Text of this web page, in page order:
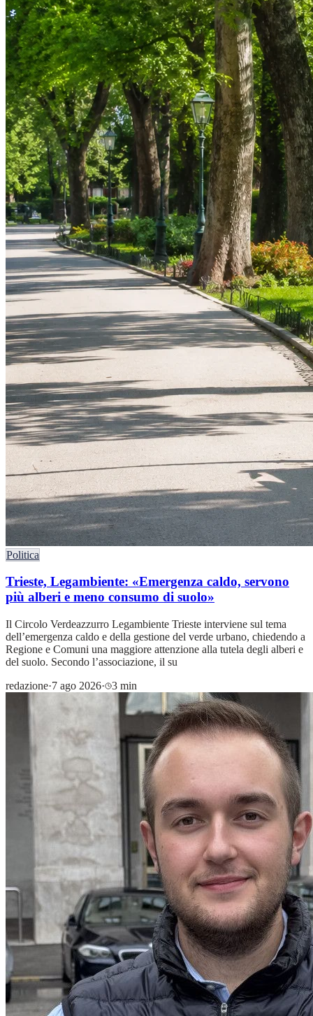
Politica
Trieste, Legambiente: «Emergenza caldo, servono
più alberi e meno consumo di suolo»
Il Circolo Verdeazzurro Legambiente Trieste interviene sul tema
dell’emergenza caldo e della gestione del verde urbano, chiedendo a
Regione e Comuni una maggiore attenzione alla tutela degli alberi e
del suolo. Secondo l’associazione, il su
redazione·7 ago 2026· 3 min